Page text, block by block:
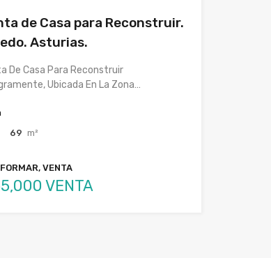
de Casa para Reconstruir.
Asturias.
De Casa Para Reconstruir
Ubicada En La Zona…
69 m²
VENTA
VENTA